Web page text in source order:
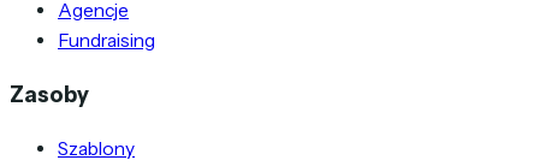
Agencje
Fundraising
Zasoby
Szablony